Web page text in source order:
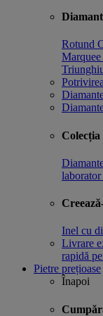
Rotund
Marquee
laborator
Inel cu
Livrare
rapidă
Pietre prețioase
Înapoi